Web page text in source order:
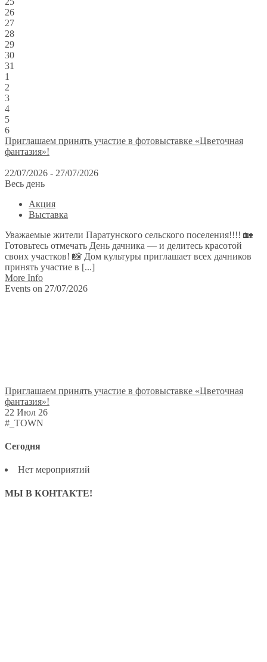
26
27
28
29
30
31
1
2
3
4
5
6
Приглашаем принять участие в фотовыставке «Цветочная
фантазия»!
22/07/2026 - 27/07/2026
Весь день
Акция
Выставка
Уважаемые жители Паратунского сельского поселения!!!! 🏡
Готовьтесь отмечать День дачника — и делитесь красотой
своих участков! 📸 Дом культуры приглашает всех дачников
принять участие в [...]
More Info
Events on 27/07/2026
Приглашаем принять участие в фотовыставке «Цветочная
фантазия»!
22 Июл 26
#_TOWN
Сегодня
Нет мероприятий
МЫ В КОНТАКТЕ!